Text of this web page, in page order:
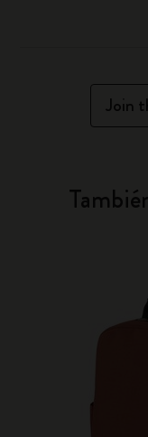
Join